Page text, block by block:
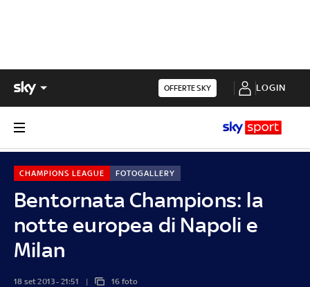
OFFERTE SKY LOGIN
Bentornata Champions: la
notte europea di Napoli e
Milan
CHAMPIONS LEAGUE FOTOGALLERY
18 set 2013 - 21:51 16 foto